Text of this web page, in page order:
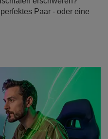
Paar - oder eine